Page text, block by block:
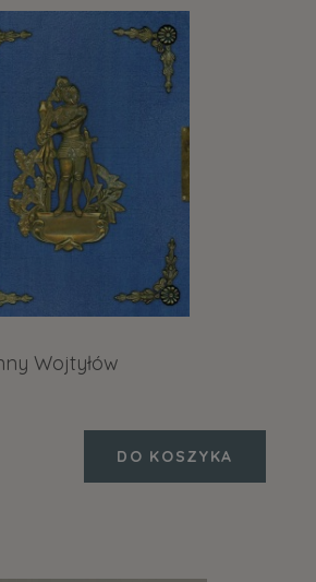
Wojtyłów
DO KOSZYKA